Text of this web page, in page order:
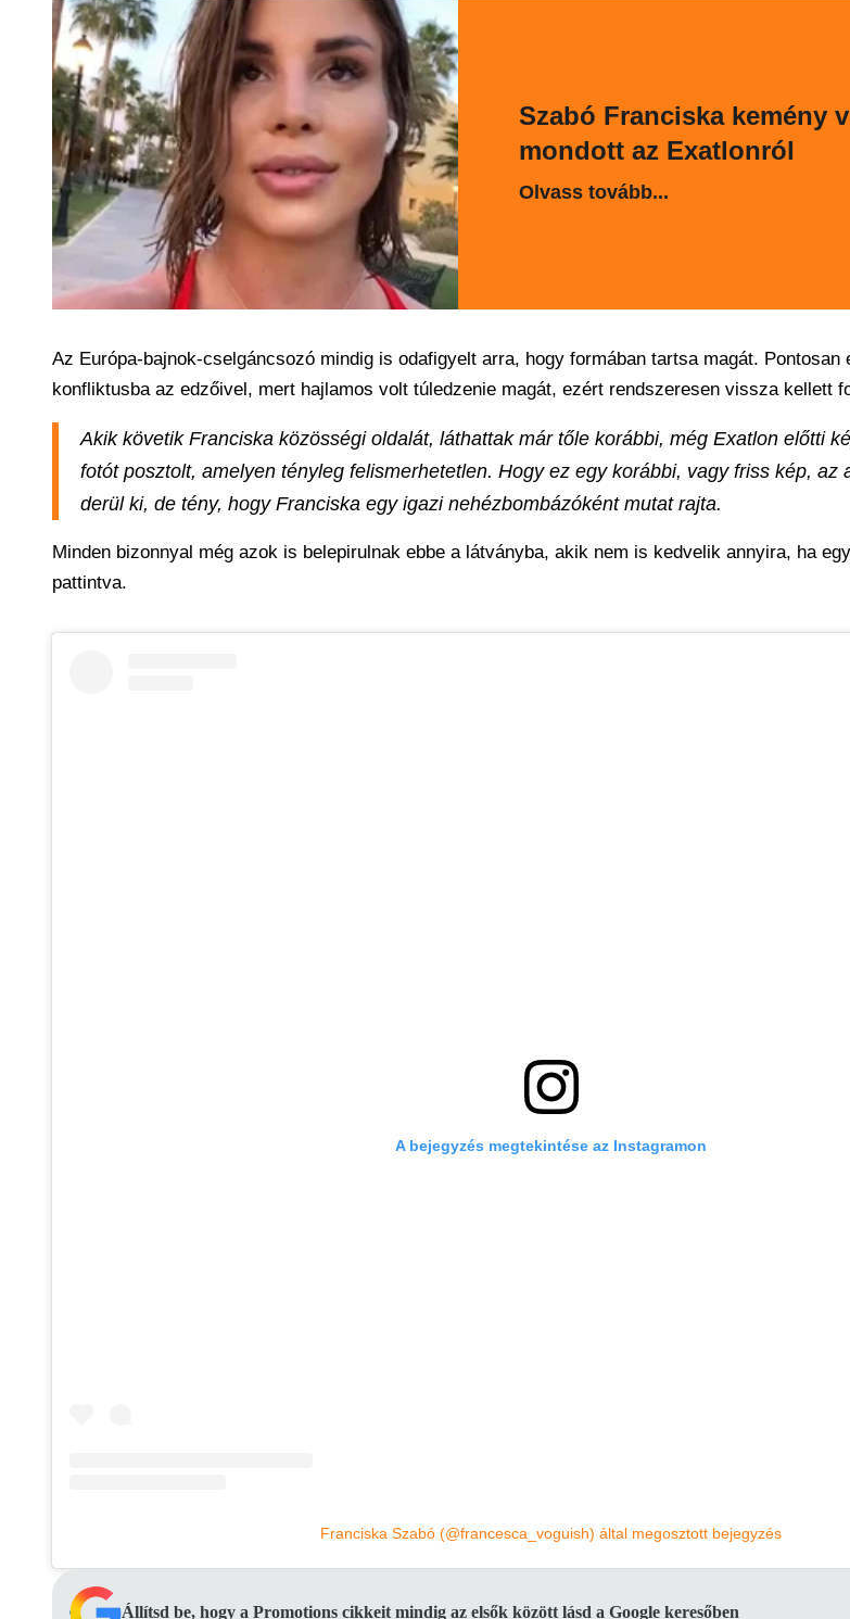
Szabó Franciska kemény
mondott az Exatlonról
Olvass tovább...
Az Európa-bajnok-cselgáncsozó mindig is odafigyelt arra, hogy formában tartsa magát.
konfliktusba az edzőivel, mert hajlamos volt túledzenie magát, ezért rendszeresen vissza kellett
Akik követik Franciska közösségi oldalát, láthattak már tőle korábbi, még Exatlon előtti
fotót posztolt, amelyen tényleg felismerhetetlen. Hogy ez egy korábbi, vagy friss kép, az
derül ki, de tény, hogy Franciska egy igazi nehézbombázóként mutat rajta.
Minden bizonnyal még azok is belepirulnak ebbe a látványba, akik nem is kedvelik annyira, ha
pattintva.
A bejegyzés megtekintése az Instagramon
Franciska Szabó (@francesca_voguish) által megosztott bejegyzés
Állítsd be, hogy a Promotions cikkeit mindig az elsők között lásd a Google keresőben